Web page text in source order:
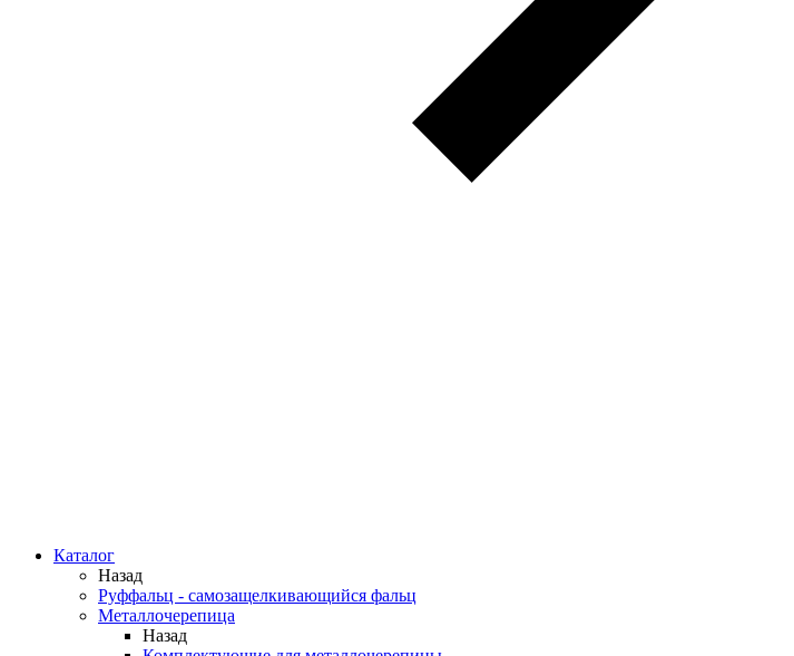
Каталог
Назад
Руффальц - самозащелкивающийся фальц
Металлочерепица
Назад